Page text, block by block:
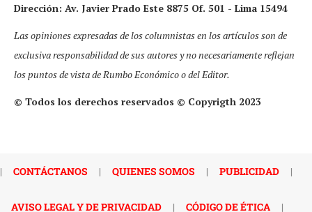
Dirección: Av. Javier Prado Este 8875 Of. 501 - Lima 15494
Las opiniones expresadas de los columnistas en los artículos son de
exclusiva responsabilidad de sus autores y no necesariamente reflejan
los puntos de vista de Rumbo Económico o del Editor.
© Todos los derechos reservados © Copyrigth 2023
| CONTÁCTANOS | QUIENES SOMOS | PUBLICIDAD |
AVISO LEGAL Y DE PRIVACIDAD | CÓDIGO DE ÉTICA |